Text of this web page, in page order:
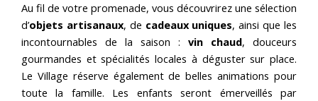
Au fil de votre promenade, vous découvrirez une sélection
d’objets artisanaux, de cadeaux uniques, ainsi que les
incontournables de la saison : vin chaud, douceurs
gourmandes et spécialités locales à déguster sur place.
Le Village réserve également de belles animations pour
toute la famille. Les enfants seront émerveillés par